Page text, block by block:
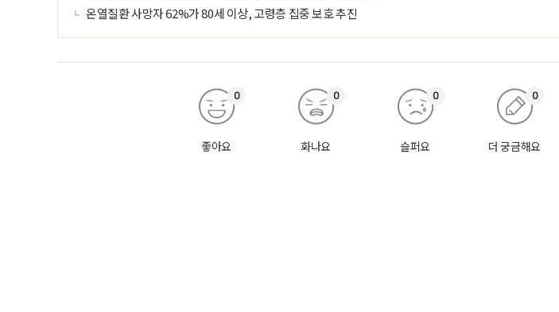
온열질환 사망자 62%가 80세 이상, 고령층 집중 보호 추진
좋아요
0
화나요
0
슬퍼요
0
더 궁금해요
0